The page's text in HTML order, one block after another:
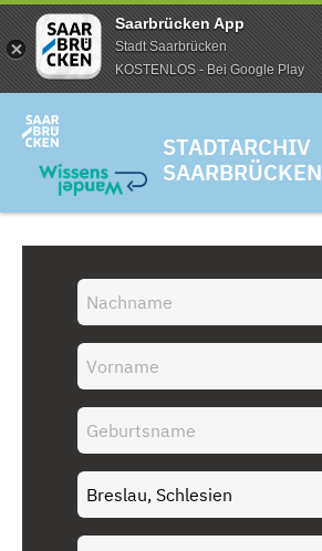
Saarbrücken App
Stadt Saarbrücken
KOSTENLOS - Bei Google Play
STADTARCHIV
SAARBRÜCKEN